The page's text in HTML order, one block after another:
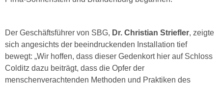
Der Geschäftsführer von SBG, Dr. Christian Striefler, zeigte
sich angesichts der beeindruckenden Installation tief
bewegt: „Wir hoffen, dass dieser Gedenkort hier auf Schloss
Colditz dazu beiträgt, dass die Opfer der
menschenverachtenden Methoden und Praktiken des